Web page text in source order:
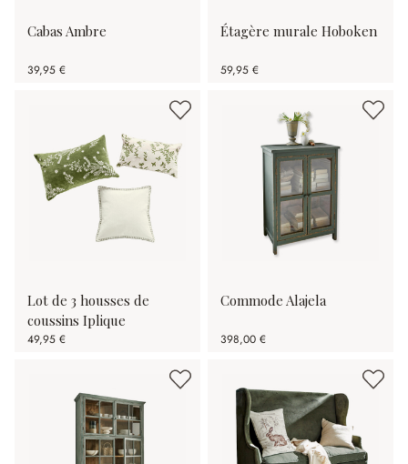
Cabas Ambre
39,95 €
Étagère murale Hoboken
59,95 €
Lot de 3 housses de
coussins Iplique
49,95 €
Commode Alajela
398,00 €